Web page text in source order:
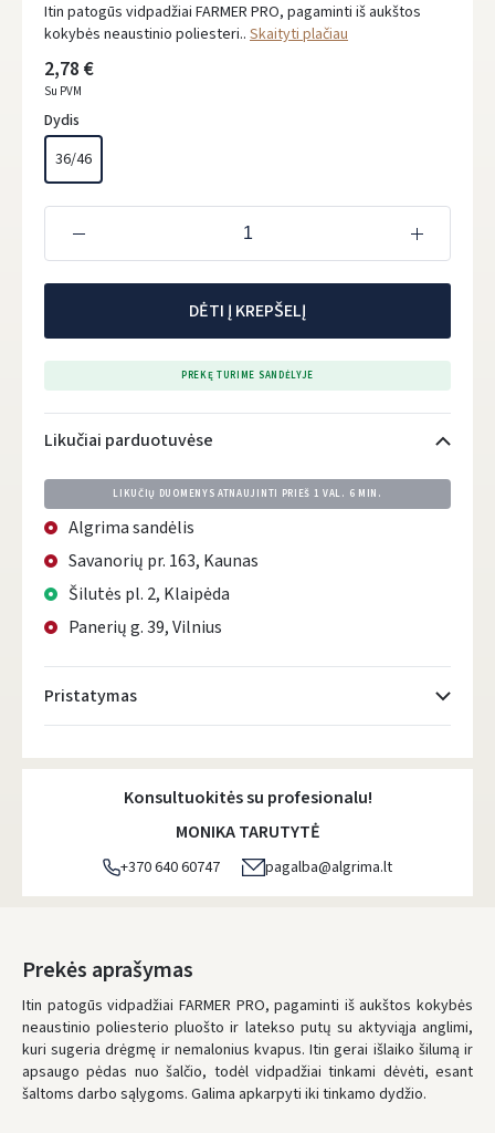
Itin patogūs vidpadžiai FARMER PRO, pagaminti iš aukštos
kokybės neaustinio poliesteri.. Skaityti plačiau
2,78 €
Su PVM
Dydis
36/46
DĖTI Į KREPŠELĮ
PREKĘ TURIME SANDĖLYJE
Likučiai parduotuvėse
LIKUČIŲ DUOMENYS ATNAUJINTI PRIEŠ 1 VAL. 6 MIN.
Algrima sandėlis
Savanorių pr. 163, Kaunas
Šilutės pl. 2, Klaipėda
Panerių g. 39, Vilnius
Pristatymas
Atsiėmimo taškai- 0.00 €
DPD kurjeris - 5.00 €
DPD paštomatai- 4.00 €
LP Express paštomatai
LP Express kurjeris- 4.00 €
Antradienį, Rugpjūčio 11 d.
UŽSAKYMUS NUO80 € PRISTATOME NEMOKAMAI!
Konsultuokitės su profesionalu!
MONIKA TARUTYTĖ
+370 640 60747 pagalba@algrima.lt
Prekės aprašymas
Itin patogūs vidpadžiai FARMER PRO, pagaminti iš aukštos kokybės
neaustinio poliesterio pluošto ir latekso putų su aktyviąja anglimi,
kuri sugeria drėgmę ir nemalonius kvapus. Itin gerai išlaiko šilumą ir
apsaugo pėdas nuo šalčio, todėl vidpadžiai tinkami dėvėti, esant
šaltoms darbo sąlygoms. Galima apkarpyti iki tinkamo dydžio.